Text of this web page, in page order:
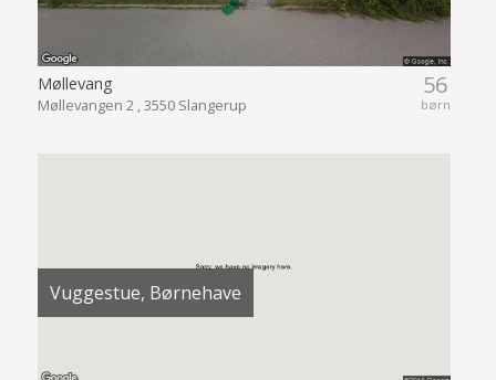
56
børn
Møllevang
Møllevangen 2 , 3550 Slangerup
Vuggestue, Børnehave